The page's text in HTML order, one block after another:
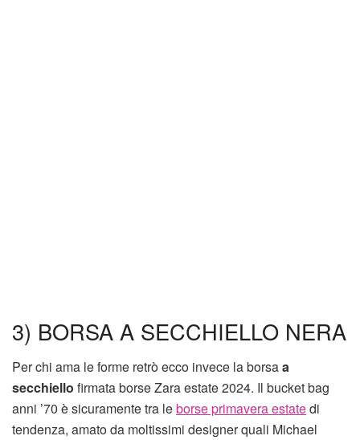
3) BORSA A SECCHIELLO NERA
Per chi ama le forme retrò ecco invece la borsaa
secchiello firmata borse Zara estate 2024. Il bucket bag
anni ’70 è sicuramente tra leborse primavera estatedi
tendenza, amato da moltissimi designer quali Michael